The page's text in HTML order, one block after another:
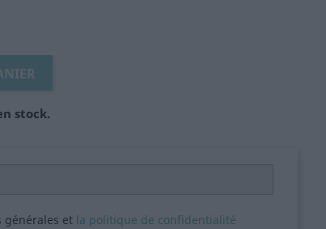
stock.
générales et la politique de confidentialité